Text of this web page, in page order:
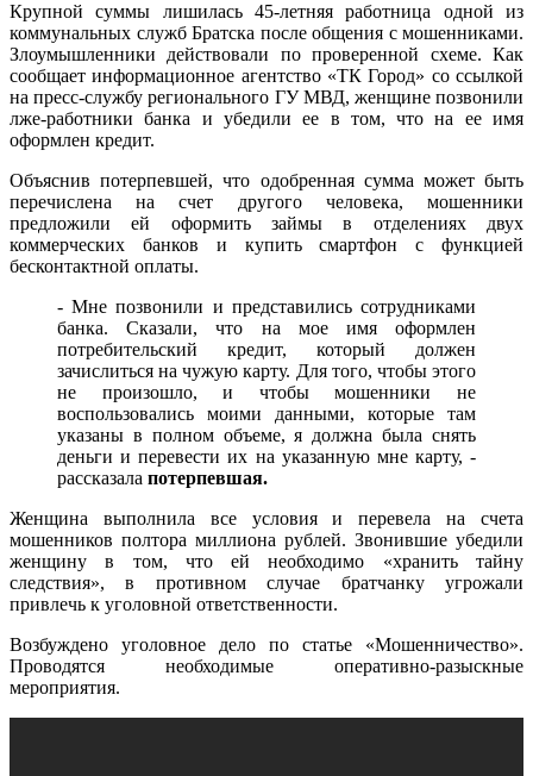
Крупной суммы лишилась 45-летняя работница одной из
коммунальных служб Братска после общения с мошенниками.
Злоумышленники действовали по проверенной схеме. Как
сообщает информационное агентство «ТК Город» со ссылкой
на пресс-службу регионального ГУ МВД, женщине позвонили
лже-работники банка и убедили ее в том, что на ее имя
оформлен кредит.
Объяснив потерпевшей, что одобренная сумма может быть
перечислена на счет другого человека, мошенники
предложили ей оформить займы в отделениях двух
коммерческих банков и купить смартфон с функцией
бесконтактной оплаты.
- Мне позвонили и представились сотрудниками
банка. Сказали, что на мое имя оформлен
потребительский кредит, который должен
зачислиться на чужую карту. Для того, чтобы этого
не произошло, и чтобы мошенники не
воспользовались моими данными, которые там
указаны в полном объеме, я должна была снять
деньги и перевести их на указанную мне карту, -
рассказала потерпевшая.
Женщина выполнила все условия и перевела на счета
мошенников полтора миллиона рублей. Звонившие убедили
женщину в том, что ей необходимо «хранить тайну
следствия», в противном случае братчанку угрожали
привлечь к уголовной ответственности.
Возбуждено уголовное дело по статье «Мошенничество».
Проводятся необходимые оперативно-разыскные
мероприятия.